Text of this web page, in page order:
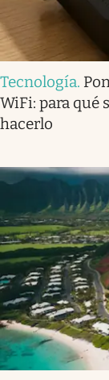
Tecnología.
WiFi: para qué
hacerlo